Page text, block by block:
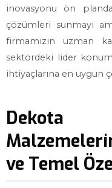
inovasyonu ön
çözümleri sunmayı
firmamızın uzman
sektördeki lider
ihtiyaçlarına en uygun
ve Temel